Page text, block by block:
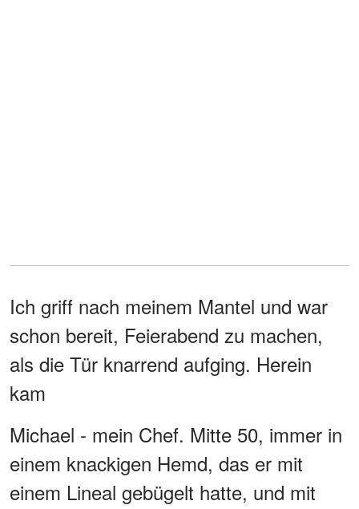
Ich griff nach meinem Mantel und war
schon bereit, Feierabend zu machen,
als die Tür knarrend aufging. Herein
kam
Michael - mein Chef. Mitte 50, immer in
einem knackigen Hemd, das er mit
einem Lineal gebügelt hatte, und mit